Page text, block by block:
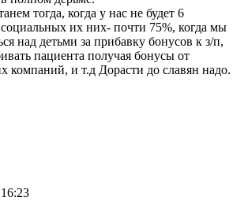
тогда, когда у нас не будет 6
их них- почти 75%, когда мы
над детьми за прибавку бонусов к з/п,
пациента получая бонусы от
компаний, и т.д Дорасти до славян надо.